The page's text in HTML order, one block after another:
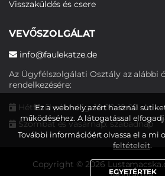
Visszaküldés és csere
VEVŐSZOLGÁLAT
info@faulekatze.de
Az Ügyfélszolgálati Osztály az alábbi
rendelkezésére:
Hétfőtől péntekig: 10:00-19:00
Szombat és vasárnap: szabadnap
Copyright © 2026
Ez a webhely azért használ
működéséhez. A látogatással
További információért olvassa el a mi
feltételeit.
EGYETÉRTEK